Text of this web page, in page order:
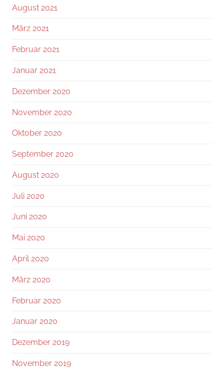
August 2021
März 2021
Februar 2021
Januar 2021
Dezember 2020
November 2020
Oktober 2020
September 2020
August 2020
Juli 2020
Juni 2020
Mai 2020
April 2020
März 2020
Februar 2020
Januar 2020
Dezember 2019
November 2019